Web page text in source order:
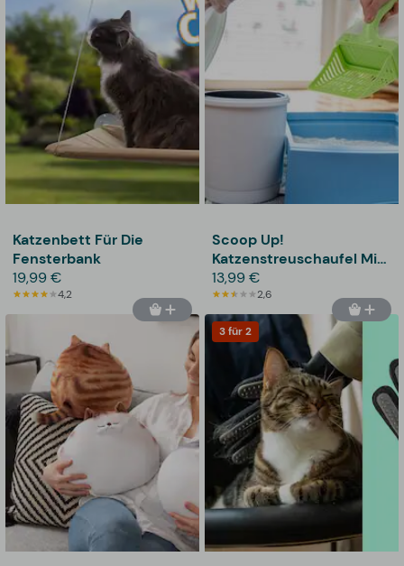
Katzenbett Für Die
Fensterbank
19,99 €
4,2
Scoop Up!
Katzenstreuschaufel Mit
Behälter
13,99 €
2,6
3 für 2